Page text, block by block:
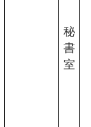
秘
書
室